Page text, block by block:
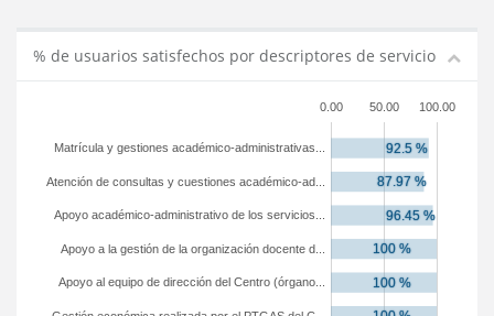
% de usuarios satisfechos por descriptores de servicio
0.00 50.00 100.00
Apoyo al equipo de dirección del Centro (órgano...
Apoyo a la gestión de la organización docente d...
Apoyo académico-administrativo de los servicios...
Atención de consultas y cuestiones académico-ad...
Matrícula y gestiones académico-administrativas...